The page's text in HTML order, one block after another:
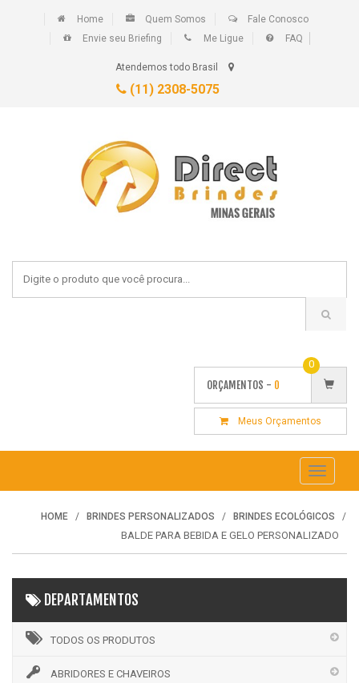
Home Quem Somos
Fale Conosco
Envie seu Briefing
Me Ligue FAQ
Atendemos todo Brasil
(11) 2308-5075
ORÇAMENTOS - 0
0
Meus Orçamentos
Toggle
HOME BRINDES PERSONALIZADOS BRINDES ECOLÓGICOS
BALDE PARA BEBIDA E GELO PERSONALIZADO
DEPARTAMENTOS
TODOS OS PRODUTOS
ABRIDORES E CHAVEIROS